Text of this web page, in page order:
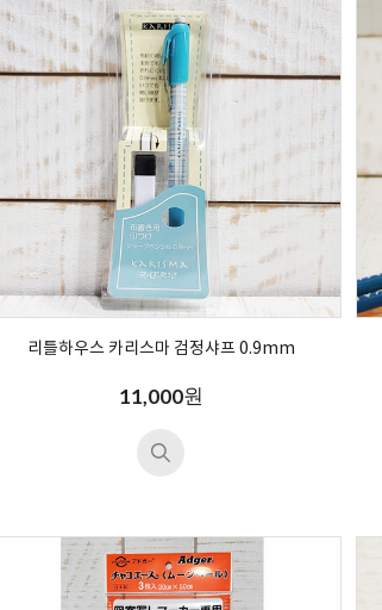
리틀하우스 카리스마 검정샤프 0.9mm
11,000원